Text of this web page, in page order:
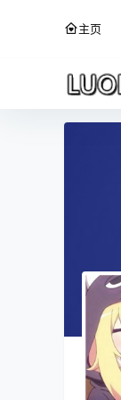
主页